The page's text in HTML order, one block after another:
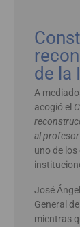
de la
A
acogió el
al
uno de
José
General
mientras